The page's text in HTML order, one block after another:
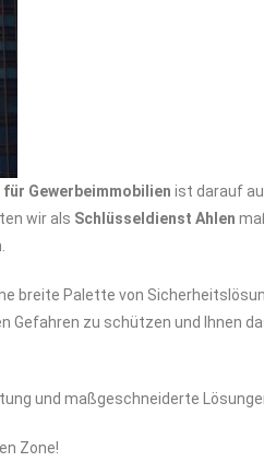
Gewerbeimmobilien ist darauf
wir als Schlüsseldienst Ahlen
breite Palette von
Gefahren zu schützen und Ihnen
und maßgeschneiderte
Zone!